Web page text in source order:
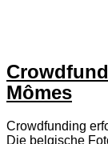
Mômes
Crowdfunding
Die belgische